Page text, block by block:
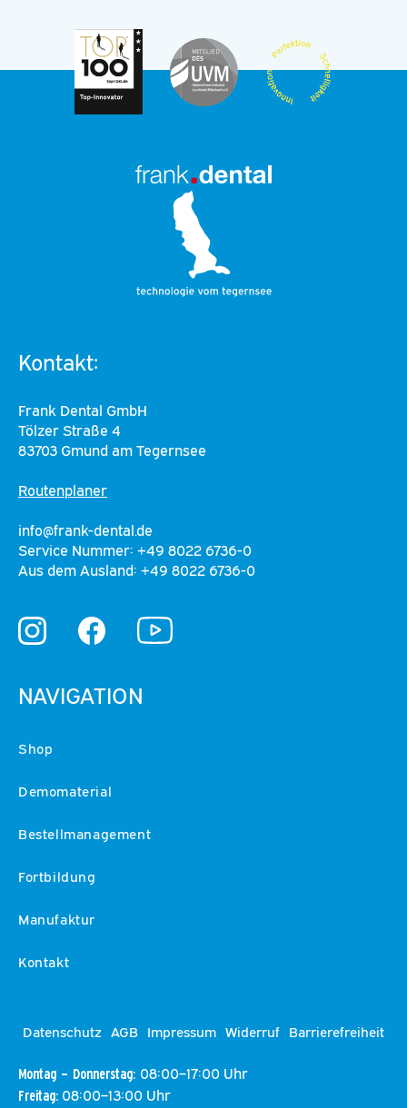
Kontakt:
Frank Dental GmbH
Tölzer Straße 4
83703 Gmund am Tegernsee
Routenplaner
info@frank-dental.de
Service Nummer: +49 8022 6736-0
Aus dem Ausland: +49 8022 6736-0
InstagramFacebook YouTube
NAVIGATION
Shop
Demomaterial
Bestellmanagement
Fortbildung
Manufaktur
Kontakt
Datenschutz AGB Impressum Widerruf Barrierefreiheit
Montag – Donnerstag: 08:00–17:00 Uhr
Freitag: 08:00–13:00 Uhr